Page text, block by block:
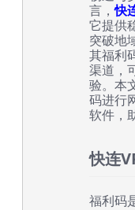
言，快
它提供
突破地
其福利
渠道，
验。本
码进行
软件，
快连
福利码